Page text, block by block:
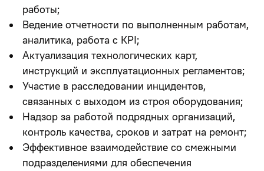
работы;
Ведение отчетности по выполненным работам,
аналитика, работа с КРІ;
Актуализация технологических карт,
инструкций и эксплуатационных регламентов;
Участие в расследовании инцидентов,
связанных с выходом из строя оборудования;
Надзор за работой подрядных организаций,
контроль качества, сроков и затрат на ремонт;
Эффективное взаимодействие со смежными
подразделениями для обеспечения